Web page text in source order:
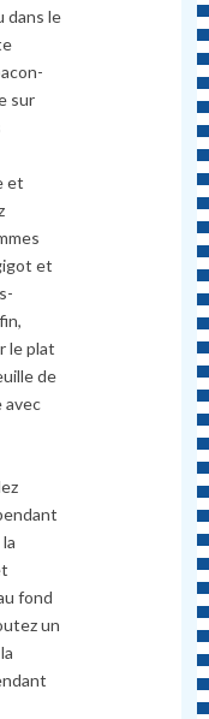
dans le
sur
et
et
le plat
de
avec
fond
un